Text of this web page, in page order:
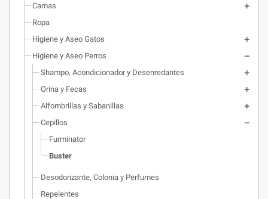
Camas
Ropa
Higiene y Aseo Gatos
Higiene y Aseo Perros
Shampo, Acondicionador y Desenredantes
Orina y Fecas
Alfombrillas y Sabanillas
Cepillos
Furminator
Buster
Desodorizante, Colonia y Perfumes
Repelentes